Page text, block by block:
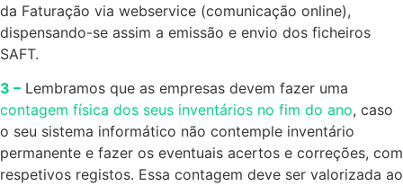
da Faturação via webservice (comunicação online),
dispensando-se assim a emissão e envio dos ficheiros
SAFT.
3 – Lembramos que as empresas devem fazer uma
contagem física dos seus inventários no fim do ano, caso
o seu sistema informático não contemple inventário
permanente e fazer os eventuais acertos e correções, com
respetivos registos. Essa contagem deve ser valorizada ao